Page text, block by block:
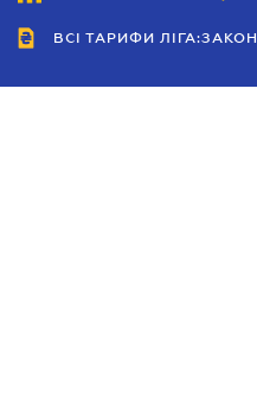
ВСІ ТАРИФИ ЛІГА:ЗАКОН